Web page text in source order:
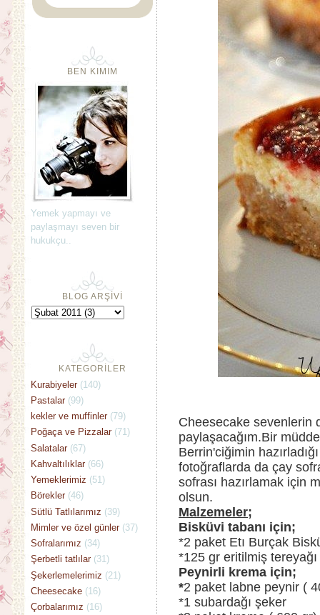
Cheesecake sevenlerin
paylaşacağım.Bir
Berrin'ciğimin
fotoğraflarda da çay
sofrası hazırlamak için
olsun.
Malzemeler;
Bisküvi tabanı için;
*2 paket Etı Burçak
*125 gr eritilmiş tereyağı
Peynirli krema için;
*2 paket labne peynir (
*1 subardağı şeker
BEN KIMIM
Yemek yapmayı ve
paylaşmayı seven bir
hukukçu..
BLOG ARŞİVİ
KATEGORİLER
Kurabiyeler (140)
Pastalar (99)
kekler ve muffinler (79)
Poğaça ve Pizzalar (71)
Salatalar (67)
Kahvaltılıklar (66)
Yemeklerimiz (51)
Börekler (46)
Sütlü Tatlılarımız (39)
Mimler ve özel günler (37)
Sofralarımız (34)
Şerbetli tatlılar (31)
Şekerlemelerimiz (21)
Cheesecake (16)
Çorbalarımız (16)